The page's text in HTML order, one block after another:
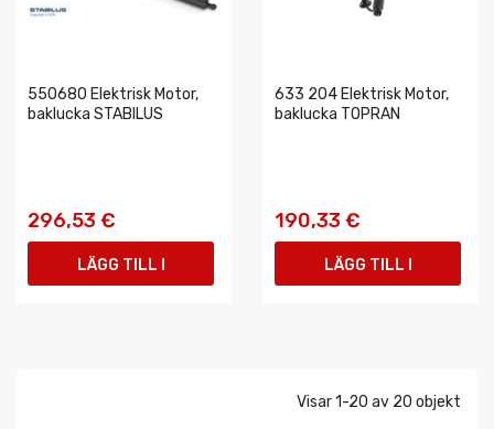
550680 Elektrisk Motor,
baklucka STABILUS
296,53 €
LÄGG TILL I
633 204 Elektrisk Motor,
baklucka TOPRAN
190,33 €
LÄGG TILL I
Visar 1-20 av 20 objekt